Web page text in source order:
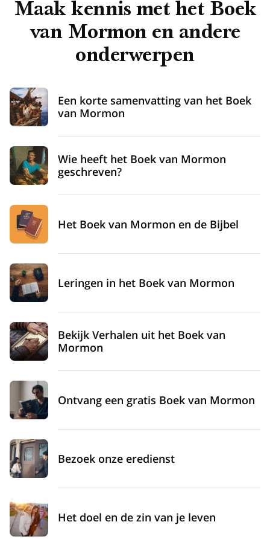
Maak kennis met het Boek
van Mormon en andere
onderwerpen
Een korte samenvatting van het Boek
van Mormon
Wie heeft het Boek van Mormon
geschreven?
Het Boek van Mormon en de Bijbel
Leringen in het Boek van Mormon
Bekijk Verhalen uit het Boek van
Mormon
Ontvang een gratis Boek van Mormon
Bezoek onze eredienst
Het doel en de zin van je leven